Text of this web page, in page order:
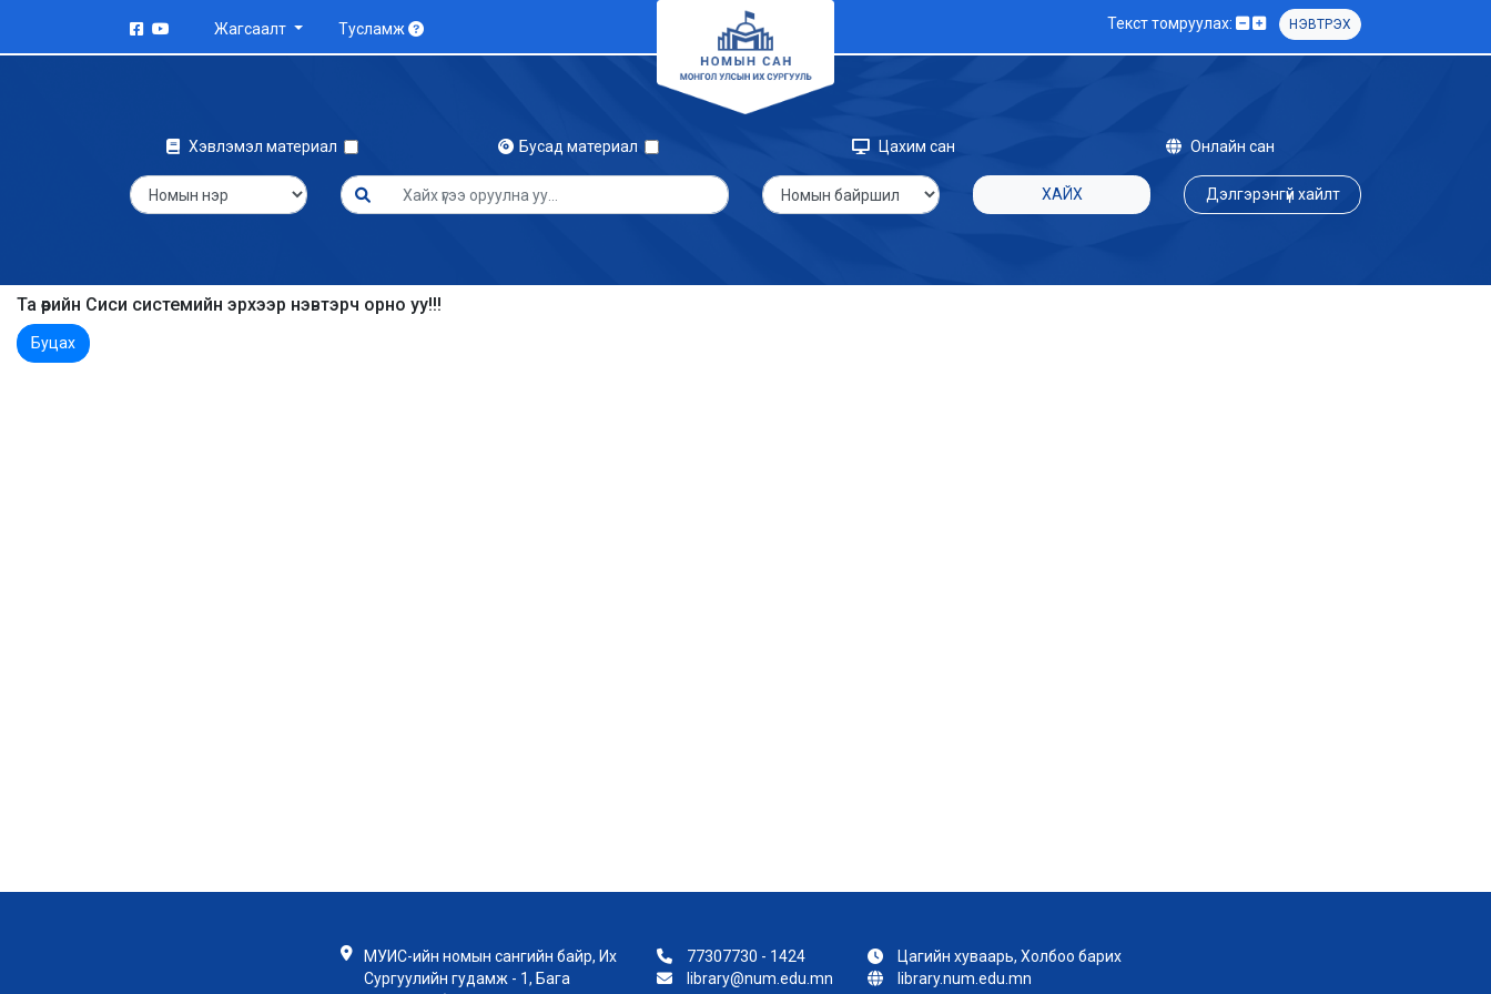
Жагсаалт Тусламж Текст томруулах: НЭВТРЭХ
Хэвлэмэл материал Бусад материал Цахим сан Онлайн сан
ХАЙХ Дэлгэрэнгүй хайлт
Та өөрийн Сиси системийн эрхээр нэвтэрч орно уу!!!
Буцах
МУИС-ийн номын сангийн байр, Их
Сургуулийн гудамж - 1, Бага
77307730 - 1424
library@num.edu.mn
Цагийн хуваарь, Холбоо барих
library.num.edu.mn